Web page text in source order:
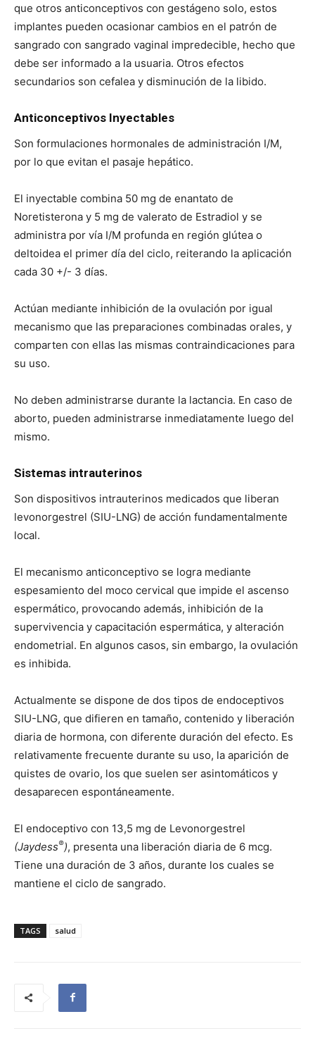
que otros anticonceptivos con gestágeno solo, estos
implantes pueden ocasionar cambios en el patrón de
sangrado con sangrado vaginal impredecible, hecho que
debe ser informado a la usuaria. Otros efectos
secundarios son cefalea y disminución de la libido.
Anticonceptivos Inyectables
Son formulaciones hormonales de administración I/M,
por lo que evitan el pasaje hepático.
El inyectable combina 50 mg de enantato de
Noretisterona y 5 mg de valerato de Estradiol y se
administra por vía I/M profunda en región glútea o
deltoidea el primer día del ciclo, reiterando la aplicación
cada 30 +/- 3 días.
Actúan mediante inhibición de la ovulación por igual
mecanismo que las preparaciones combinadas orales, y
comparten con ellas las mismas contraindicaciones para
su uso.
No deben administrarse durante la lactancia. En caso de
aborto, pueden administrarse inmediatamente luego del
mismo.
Sistemas intrauterinos
Son dispositivos intrauterinos medicados que liberan
levonorgestrel (SIU-LNG) de acción fundamentalmente
local.
El mecanismo anticonceptivo se logra mediante
espesamiento del moco cervical que impide el ascenso
espermático, provocando además, inhibición de la
supervivencia y capacitación espermática, y alteración
endometrial. En algunos casos, sin embargo, la ovulación
es inhibida.
Actualmente se dispone de dos tipos de endoceptivos
SIU-LNG, que difieren en tamaño, contenido y liberación
diaria de hormona, con diferente duración del efecto. Es
relativamente frecuente durante su uso, la aparición de
quistes de ovario, los que suelen ser asintomáticos y
desaparecen espontáneamente.
El endoceptivo con 13,5 mg de Levonorgestrel
(Jaydess®), presenta una liberación diaria de 6 mcg.
Tiene una duración de 3 años, durante los cuales se
mantiene el ciclo de sangrado.
TAGS salud